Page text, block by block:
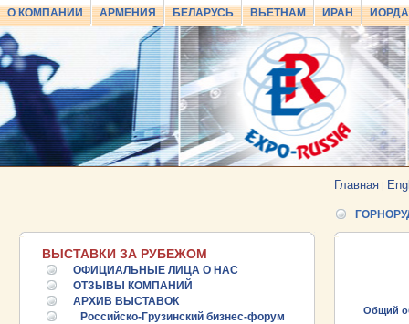
О КОМПАНИИ АРМЕНИЯ БЕЛАРУСЬ ВЬЕТНАМ ИРАН
Главная |
ВЫСТАВКИ ЗА РУБЕЖОМ
ОФИЦИАЛЬНЫЕ ЛИЦА О НАС
ОТЗЫВЫ КОМПАНИЙ
АРХИВ ВЫСТАВОК
Российско-Грузинский бизнес-форум
Общий